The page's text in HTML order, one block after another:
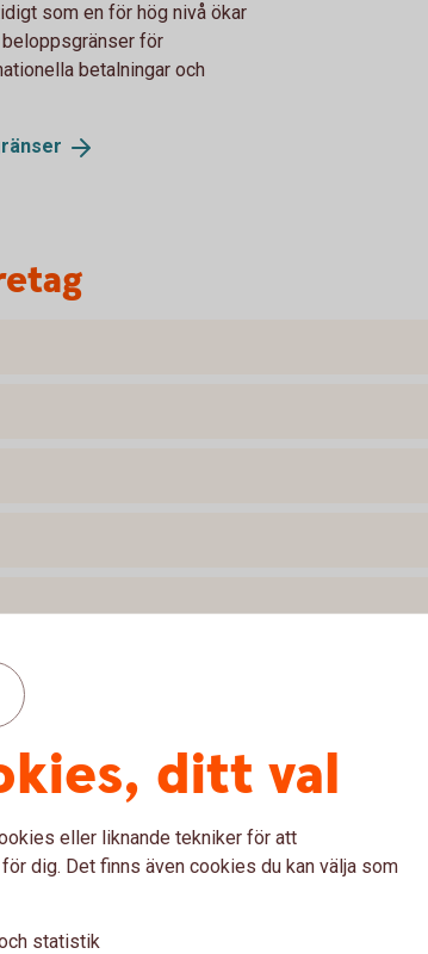
som en för hög nivå ökar
för
betalningar och
I stället blir du lurad att
Engineering och kan
ditt val
eller liknande tekniker för att
dig. Det finns även cookies du kan välja som
statistik